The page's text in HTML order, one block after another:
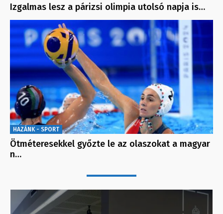
Izgalmas lesz a párizsi olimpia utolsó napja is…
HAZÁNK - SPORT
Ötméteresekkel győzte le az olaszokat a magyar
n…